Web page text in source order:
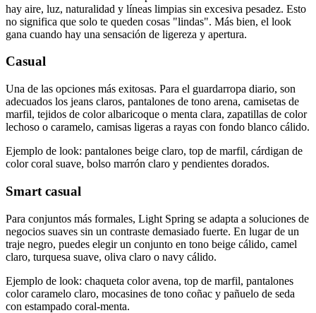
hay aire, luz, naturalidad y líneas limpias sin excesiva pesadez. Esto
no significa que solo te queden cosas "lindas". Más bien, el look
gana cuando hay una sensación de ligereza y apertura.
Casual
Una de las opciones más exitosas. Para el guardarropa diario, son
adecuados los jeans claros, pantalones de tono arena, camisetas de
marfil, tejidos de color albaricoque o menta clara, zapatillas de color
lechoso o caramelo, camisas ligeras a rayas con fondo blanco cálido.
Ejemplo de look: pantalones beige claro, top de marfil, cárdigan de
color coral suave, bolso marrón claro y pendientes dorados.
Smart casual
Para conjuntos más formales, Light Spring se adapta a soluciones de
negocios suaves sin un contraste demasiado fuerte. En lugar de un
traje negro, puedes elegir un conjunto en tono beige cálido, camel
claro, turquesa suave, oliva claro o navy cálido.
Ejemplo de look: chaqueta color avena, top de marfil, pantalones
color caramelo claro, mocasines de tono coñac y pañuelo de seda
con estampado coral-menta.